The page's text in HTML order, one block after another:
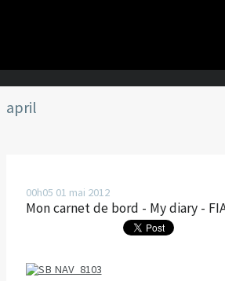
april
00h05 01 mai 2012
Mon carnet de bord - My diary -